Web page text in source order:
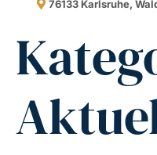
76133 Karlsruhe,